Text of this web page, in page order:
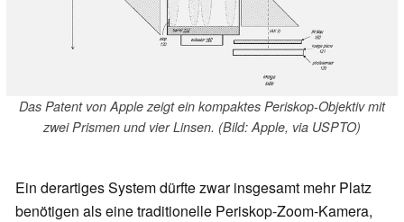
Das Patent von Apple zeigt ein kompaktes Periskop-Objektiv mit
zwei Prismen und vier Linsen. (Bild: Apple, via USPTO)
Ein derartiges System dürfte zwar insgesamt mehr Platz
benötigen als eine traditionelle Periskop-Zoom-Kamera,